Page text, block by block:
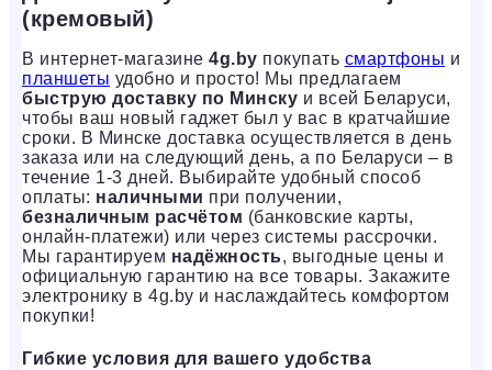
(кремовый)
В интернет-магазине 4g.by покупать смартфоны и
планшеты удобно и просто! Мы предлагаем
быструю доставку по Минску и всей Беларуси,
чтобы ваш новый гаджет был у вас в кратчайшие
сроки. В Минске доставка осуществляется в день
заказа или на следующий день, а по Беларуси – в
течение 1-3 дней. Выбирайте удобный способ
оплаты: наличными при получении,
безналичным расчётом (банковские карты,
онлайн-платежи) или через системы рассрочки.
Мы гарантируем надёжность, выгодные цены и
официальную гарантию на все товары. Закажите
электронику в 4g.by и наслаждайтесь комфортом
покупки!
Гибкие условия для вашего удобства